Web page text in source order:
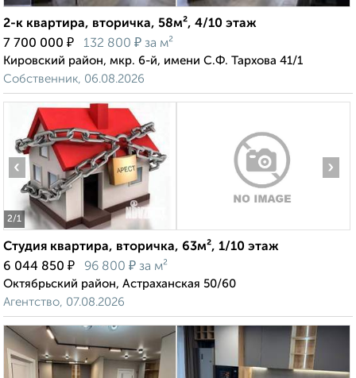
2-к квартира, вторичка, 58м², 4/10 этаж
7 700 000 ₽ 132 800 ₽ за м²
Кировский район, мкр. 6-й, имени С.Ф. Тархова 41/1
Собственник, 06.08.2026
2/1
‹ ›
Студия квартира, вторичка, 63м², 1/10 этаж
6 044 850 ₽ 96 800 ₽ за м²
Октябрьский район, Астраханская 50/60
Агентство, 07.08.2026